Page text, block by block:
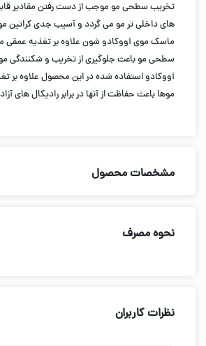
تخریب سطحی مو موجب از دست رفتن مقادیر
های داخلی تر مو می گردد و آسیب جدی کراتین
ماسک موی آووکادو شون علاوه بر تغذیه عمقی
سطحی مو باعث جلوگیری از تخریب و شکنندگی
آووکادو استفاده شده در این محصول علاوه بر
موها باعث حفاظت از آنها در برابر رادیکال های
مشخصات محصول
نحوه مصرف
نظرات کاربران